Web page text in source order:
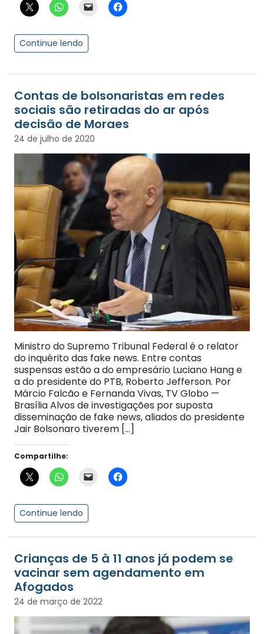
Continue lendo
Contas de bolsonaristas em redes
sociais são retiradas do ar após
decisão de Moraes
24 de julho de 2020
Ministro do Supremo Tribunal Federal é o relator
do inquérito das fake news. Entre contas
suspensas estão a do empresário Luciano Hang e
a do presidente do PTB, Roberto Jefferson. Por
Márcio Falcão e Fernanda Vivas, TV Globo —
Brasília Alvos de investigações por suposta
disseminação de fake news, aliados do presidente
Jair Bolsonaro tiverem […]
Compartilhe:
Continue lendo
Crianças de 5 à 11 anos já podem se
vacinar sem agendamento em
Afogados
24 de março de 2022